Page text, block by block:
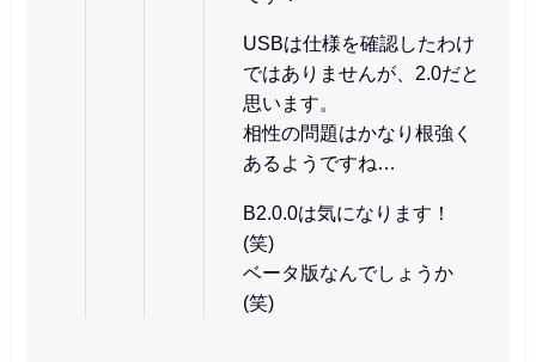
USBは仕様を確認したわけ
ではありませんが、2.0だと
思います。
相性の問題はかなり根強く
あるようですね…
B2.0.0は気になります！
(笑)
ベータ版なんでしょうか
(笑)